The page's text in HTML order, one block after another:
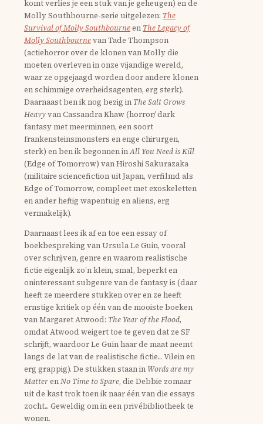
komt verlies je een stuk van je geheugen) en de
Molly Southbourne-serie uitgelezen: The
Survival of Molly Southbourneen The Legacy of
Molly Southbournevan Tade Thompson
(actiehorror over de klonen van Molly die
moeten overleven in onze vijandige wereld,
waar ze opgejaagd worden door andere klonen
en schimmige overheidsagenten, erg sterk).
Daarnaast ben ik nog bezig in The Salt Grows
Heavyvan Cassandra Khaw (horror/ dark
fantasy met meerminnen, een soort
frankensteinsmonsters en enge chirurgen,
sterk) en ben ik begonnen inAll You Need is Kill
(Edge of Tomorrow) van Hiroshi Sakurazaka
(militaire sciencefiction uit Japan, verfilmd als
Edge of Tomorrow, compleet met exoskeletten
en ander heftig wapentuig en aliens, erg
vermakelijk).
Daarnaast lees ik af en toe een essay of
boekbespreking van Ursula Le Guin, vooral
over schrijven, genre en waarom realistische
fictie eigenlijk zo’n klein, smal, beperkt en
oninteressant subgenre van de fantasy is (daar
heeft ze meerdere stukken over en ze heeft
ernstige kritiek op één van de mooiste boeken
van Margaret Atwood: The Year of the Flood,
omdat Atwood weigert toe te geven dat ze SF
schrijft, waardoor Le Guin haar de maat neemt
langs de lat van de realistische fictie... Vilein en
erg grappig). De stukken staan in Words are my
MatterenNo Time to Spare, die Debbie zomaar
uit de kast trok toen ik naar één van die essays
zocht... Geweldig om in een privébibliotheek te
wonen.